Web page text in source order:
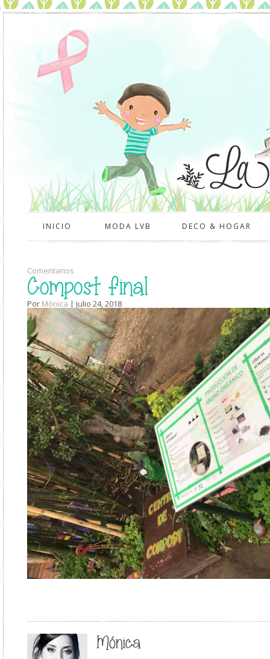
INICIO MODA LVB DECO & HOGAR
Comentarios
Compost final
Por Mónica | julio 24, 2018
Mónica